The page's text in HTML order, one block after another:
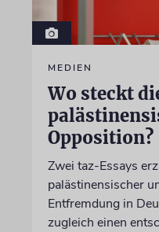
MEDIEN
Wo steckt
Opposition?
Zwei taz-Essays
palästinensischer
Entfremdung in
zugleich einen